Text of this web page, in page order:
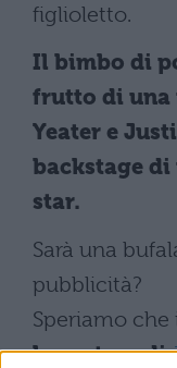
figlioletto.
Il bimbo di
frutto di una
Yeater e
backstage
star.
Sarà una
pubblicità?
Speriamo
love story di